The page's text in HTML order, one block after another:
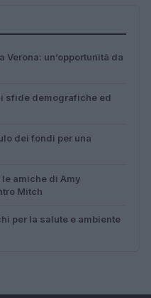
un’opportunità da
sfide demografiche ed
dei fondi per una
amiche di Amy
Mitch
per la salute e ambiente